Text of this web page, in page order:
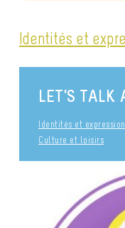
Identités et
LET’S
Identités et
Culture et loisirs